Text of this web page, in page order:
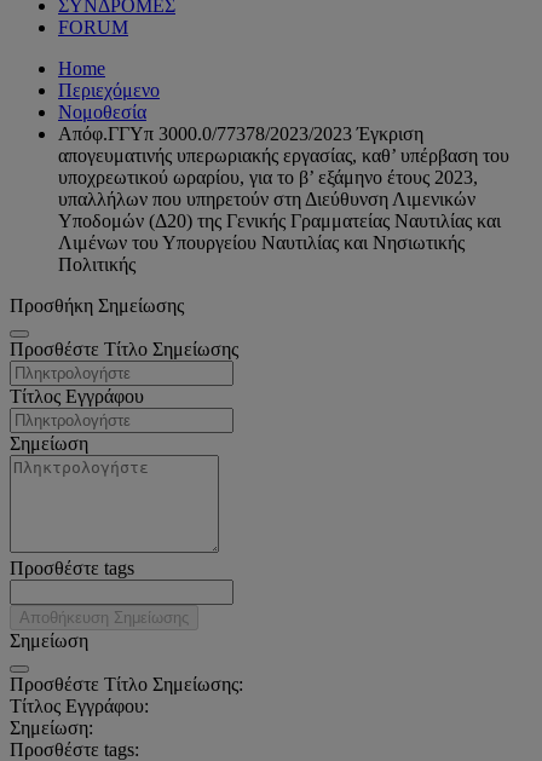
ΣΥΝΔΡΟΜΕΣ
FORUM
Home
Περιεχόμενο
Νομοθεσία
Απόφ.ΓΓΥπ 3000.0/77378/2023/2023 Έγκριση
απογευματινής υπερωριακής εργασίας, καθ’ υπέρβαση του
υποχρεωτικού ωραρίου, για το β’ εξάμηνο έτους 2023,
υπαλλήλων που υπηρετούν στη Διεύθυνση Λιμενικών
Υποδομών (Δ20) της Γενικής Γραμματείας Ναυτιλίας και
Λιμένων του Υπουργείου Ναυτιλίας και Νησιωτικής
Πολιτικής
Προσθήκη Σημείωσης
Προσθέστε Τίτλο Σημείωσης
Τίτλος Εγγράφου
Σημείωση
Προσθέστε tags
Αποθήκευση Σημείωσης
Σημείωση
Προσθέστε Τίτλο Σημείωσης:
Τίτλος Εγγράφου:
Σημείωση:
Προσθέστε tags: